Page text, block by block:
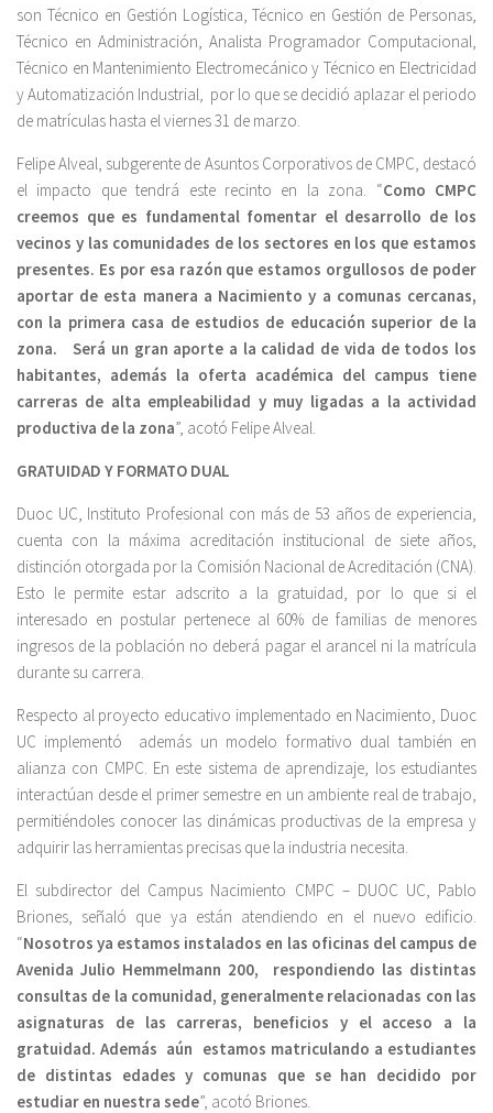
son Técnico en Gestión Logística, Técnico en Gestión de Personas,
Técnico en Administración, Analista Programador Computacional,
Técnico en Mantenimiento Electromecánico y Técnico en Electricidad
y Automatización Industrial, por lo que se decidió aplazar el periodo
de matrículas hasta el viernes 31 de marzo.
Felipe Alveal, subgerente de Asuntos Corporativos de CMPC, destacó
el impacto que tendrá este recinto en la zona. “Como CMPC
creemos que es fundamental fomentar el desarrollo de los
vecinos y las comunidades de los sectores en los que estamos
presentes. Es por esa razón que estamos orgullosos de poder
aportar de esta manera a Nacimiento y a comunas cercanas,
con la primera casa de estudios de educación superior de la
zona. Será un gran aporte a la calidad de vida de todos los
habitantes, además la oferta académica del campus tiene
carreras de alta empleabilidad y muy ligadas a la actividad
productiva de la zona”, acotó Felipe Alveal.
GRATUIDAD Y FORMATO DUAL
Duoc UC, Instituto Profesional con más de 53 años de experiencia,
cuenta con la máxima acreditación institucional de siete años,
distinción otorgada por la Comisión Nacional de Acreditación (CNA).
Esto le permite estar adscrito a la gratuidad, por lo que si el
interesado en postular pertenece al 60% de familias de menores
ingresos de la población no deberá pagar el arancel ni la matrícula
durante su carrera.
Respecto al proyecto educativo implementado en Nacimiento, Duoc
UC implementó además un modelo formativo dual también en
alianza con CMPC. En este sistema de aprendizaje, los estudiantes
interactúan desde el primer semestre en un ambiente real de trabajo,
permitiéndoles conocer las dinámicas productivas de la empresa y
adquirir las herramientas precisas que la industria necesita.
El subdirector del Campus Nacimiento CMPC – DUOC UC, Pablo
Briones, señaló que ya están atendiendo en el nuevo edificio.
“Nosotros ya estamos instalados en las oficinas del campus de
Avenida Julio Hemmelmann 200, respondiendo las distintas
consultas de la comunidad, generalmente relacionadas con las
asignaturas de las carreras, beneficios y el acceso a la
gratuidad. Además aún estamos matriculando a estudiantes
de distintas edades y comunas que se han decidido por
estudiar en nuestra sede”, acotó Briones.